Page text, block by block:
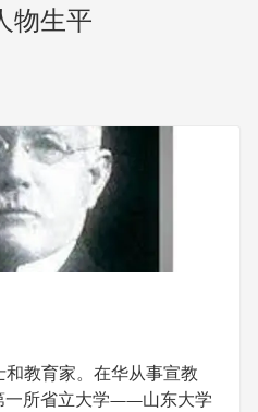
物生平
教育家。在华从事宣教
一所省立大学——山东大学